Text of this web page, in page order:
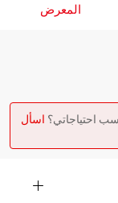
المعرض
اسأل